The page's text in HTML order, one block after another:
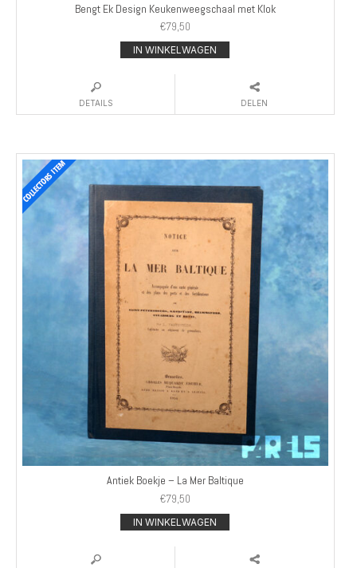
Bengt Ek Design Keukenweegschaal met Klok
€79,50
IN WINKELWAGEN
DETAILS DELEN
Antiek Boekje – La Mer Baltique
€79,50
IN WINKELWAGEN